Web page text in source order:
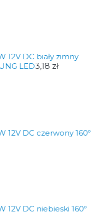
12V DC biały zimny
LED3,18 zł
12V DC czerwony 160º
12V DC niebieski 160º